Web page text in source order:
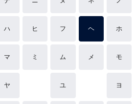
ハ ヒ フ ヘ ホ
マ ミ ム メ モ
ヤ ユ ヨ